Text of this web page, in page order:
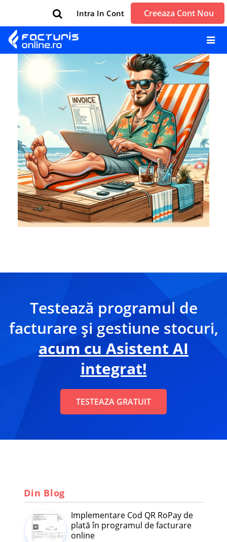
Intra In Cont Creeaza Cont Nou
Testează programul de
facturare și gestiune stocuri,
acum cu Asistent AI
integrat!
TESTEAZA GRATUIT
Din Blog
Implementare Cod QR RoPay de
plată în programul de facturare
online